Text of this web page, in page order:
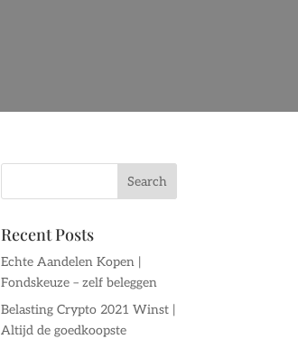
Recent Posts
Echte Aandelen Kopen |
Fondskeuze – zelf beleggen
Belasting Crypto 2021 Winst |
Altijd de goedkoopste